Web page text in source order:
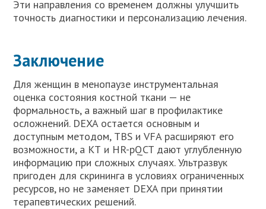
Эти направления со временем должны улучшить
точность диагностики и персонализацию лечения.
Заключение
Для женщин в менопаузе инструментальная
оценка состояния костной ткани — не
формальность, а важный шаг в профилактике
осложнений. DEXA остается основным и
доступным методом, TBS и VFA расширяют его
возможности, а КТ и HR-pQCT дают углубленную
информацию при сложных случаях. Ультразвук
пригоден для скрининга в условиях ограниченных
ресурсов, но не заменяет DEXA при принятии
терапевтических решений.